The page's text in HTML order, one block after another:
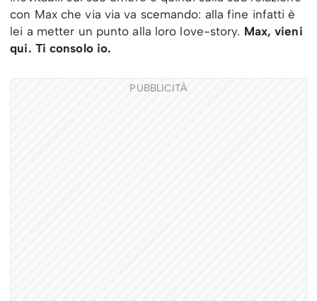
con Max che via via va scemando: alla fine infatti è
lei a metter un punto alla loro love-story. Max, vieni
qui. Ti consolo io.
PUBBLICITÀ